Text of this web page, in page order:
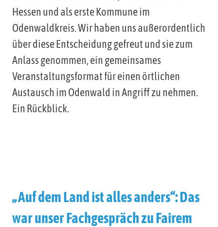
Hessen und als erste Kommune im
Odenwaldkreis. Wir haben uns außerordentlich
über diese Entscheidung gefreut und sie zum
Anlass genommen, ein gemeinsames
Veranstaltungsformat für einen örtlichen
Austausch im Odenwald in Angriff zu nehmen.
Ein Rückblick.
„Auf dem Land ist alles anders“: Das
war unser Fachgespräch zu Fairem